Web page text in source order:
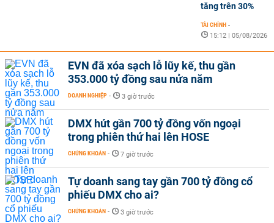
tăng trên 30%
TÀI CHÍNH -
15:12 | 05/08/2026
EVN đã xóa sạch lỗ lũy kế, thu gần
353.000 tỷ đồng sau nửa năm
DOANH NGHIỆP - 3 giờ trước
DMX hút gần 700 tỷ đồng vốn ngoại
trong phiên thứ hai lên HOSE
CHỨNG KHOÁN - 7 giờ trước
Tự doanh sang tay gần 700 tỷ đồng cổ
phiếu DMX cho ai?
CHỨNG KHOÁN - 3 giờ trước